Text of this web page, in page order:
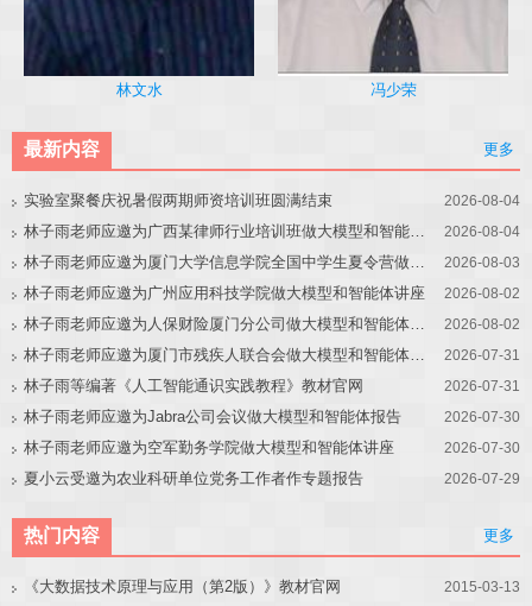
林文水 冯少荣
最新内容 更多
实验室聚餐庆祝暑假两期师资培训班圆满结束 2026-08-04
2026-08-04
2026-08-03
林子雨老师应邀为广州应用科技学院做大模型和智能体讲座 2026-08-02
2026-08-02
2026-07-31
林子雨等编著《人工智能通识实践教程》教材官网 2026-07-31
林子雨老师应邀为Jabra公司会议做大模型和智能体报告 2026-07-30
林子雨老师应邀为空军勤务学院做大模型和智能体讲座 2026-07-30
夏小云受邀为农业科研单位党务工作者作专题报告 2026-07-29
热门内容 更多
《大数据技术原理与应用（第2版）》教材官网 2015-03-13